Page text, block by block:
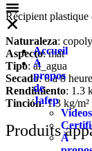
Accueil
À
propos
de
Jafep
Videos
À
Récipient
Naturaleza:
Aspecto: mat
Tipo: al_agua
Secado: 6 à 8
Rendimiento: 1.3
Tinción: 1.3 kg/m²
Produits